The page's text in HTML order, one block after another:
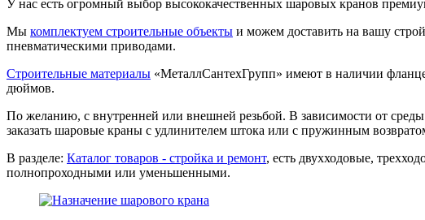
У нас есть огромный выбор высококачественных шаровых кранов
Мы комплектуем строительные объекты и можем доставить на вашу
пневматическими приводами.
Строительные материалы «МеталлСантехГрупп» имеют в наличии
дюймов.
По желанию, с внутренней или внешней резьбой. В зависимости от
заказать шаровые краны с удлинителем штока или с пружинным
В разделе: Каталог товаров - стройка и ремонт, есть двухходовые,
полнопроходными или уменьшенными.